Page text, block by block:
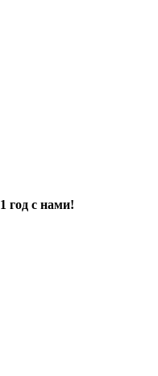
1 год с нами!